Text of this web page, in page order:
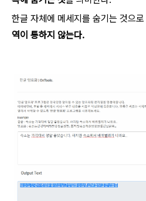
한글 자체에 메세지를 숨기는 것으
역이 통하지 않는다.